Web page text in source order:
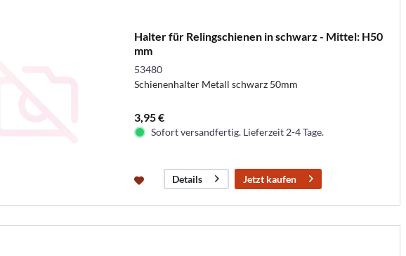
Halter für Relingschienen in schwarz - Mittel: H50
mm
53480
Schienenhalter Metall schwarz 50mm
3,95 €
Sofort versandfertig. Lieferzeit 2-4 Tage.
Details Jetzt kaufen